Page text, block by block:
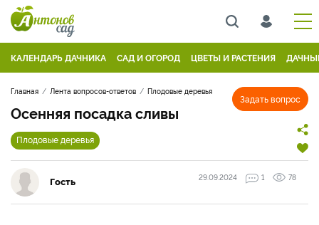
КАЛЕНДАРЬ ДАЧНИКА САД И ОГОРОД ЦВЕТЫ И РАСТЕНИЯ
Задать вопрос
Главная Лента вопросов-ответов Плодовые деревья
Осенняя посадка сливы
Плодовые деревья
Гость 29.09.2024 1 78